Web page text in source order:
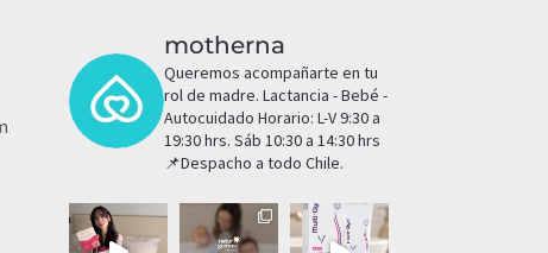
motherna
Queremos acompañarte en tu
rol de madre. Lactancia - Bebé -
Autocuidado Horario: L-V 9:30 a
19:30 hrs. Sáb 10:30 a 14:30 hrs
📌Despacho a todo Chile.